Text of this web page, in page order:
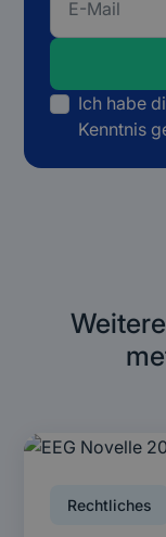
Ich habe
Kenntnis
Rechtliches